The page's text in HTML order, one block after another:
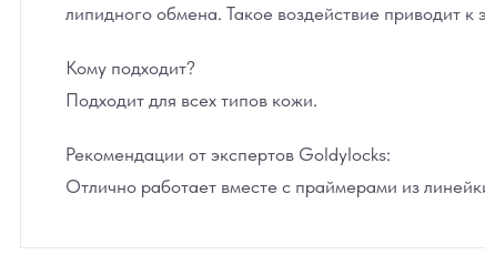
липидного обмена. Такое воздействие приводит
Кому подходит?
Подходит для всех типов кожи.
Рекомендации от экспертов Goldylocks:
Отлично работает вместе с праймерами из